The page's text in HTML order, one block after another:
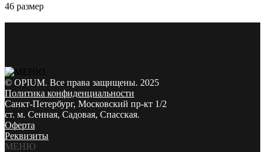
46 размер
© OPIUM. Все права защищены. 2025
Политика конфиденциальности
Санкт-Петербург, Московский пр-кт 1/2
ст. м. Сенная, Садовая, Спасская.
Оферта
Реквизиты
МЕНЮ